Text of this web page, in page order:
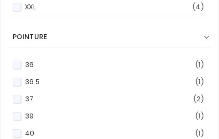
XXL
(4)
POINTURE 
36
(1)
36.5
(1)
37
(2)
39
(1)
40
(1)